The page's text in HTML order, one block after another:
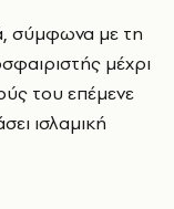
σύμφωνα με τη
μέχρι
του επέμενε
ισλαμική